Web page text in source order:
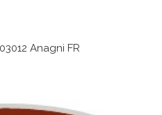
Anagni FR